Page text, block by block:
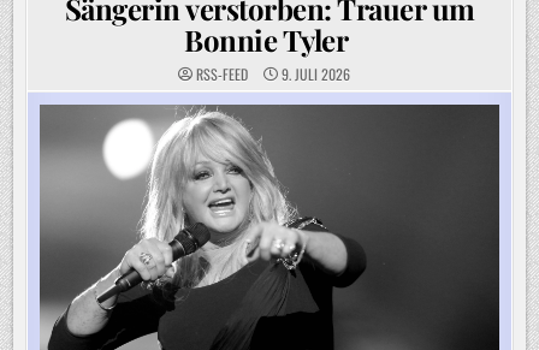
Sängerin verstorben: Trauer um
Bonnie Tyler
RSS-FEED 9. JULI 2026